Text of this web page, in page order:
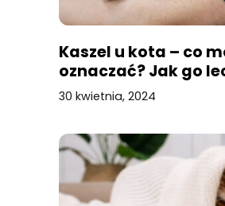
Kaszel u kota – co
oznaczać? Jak go
30 kwietnia, 2024